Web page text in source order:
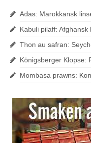
Adas: Marokkansk
Kabuli pilaff:
Thon au safran:
Königsberger Klopse:
Mombasa prawns: